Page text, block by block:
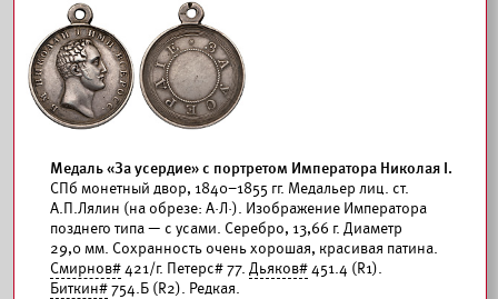
Медаль «За усердие» с портретом Императора Николая I.
СПб монетный двор, 1840–1855 гг. Медальер лиц. ст.
А.П.Лялин (на обрезе: А·Л·). Изображение Императора
позднего типа — с усами. Серебро, 13,66 г. Диаметр
29,0 мм. Сохранность очень хорошая, красивая патина.
Смирнов#421/г. Петерс# 77. Дьяков#451.4 (R1).
Биткин#754.Б (R2). Редкая.